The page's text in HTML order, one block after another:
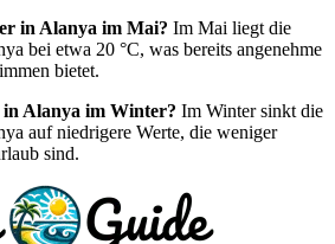
in Alanya im Mai? Im Mai liegt die
bei etwa 20 °C, was bereits angenehme
bietet.
in Alanya im Winter? Im Winter sinkt die
auf niedrigere Werte, die weniger
sind.